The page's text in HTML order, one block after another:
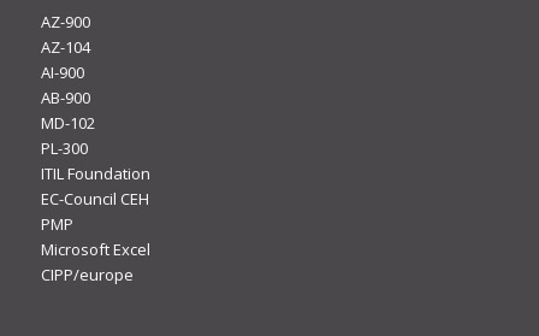
AZ-900
AZ-104
AI-900
AB-900
MD-102
PL-300
ITIL Foundation
EC-Council CEH
PMP
Microsoft Excel
CIPP/europe